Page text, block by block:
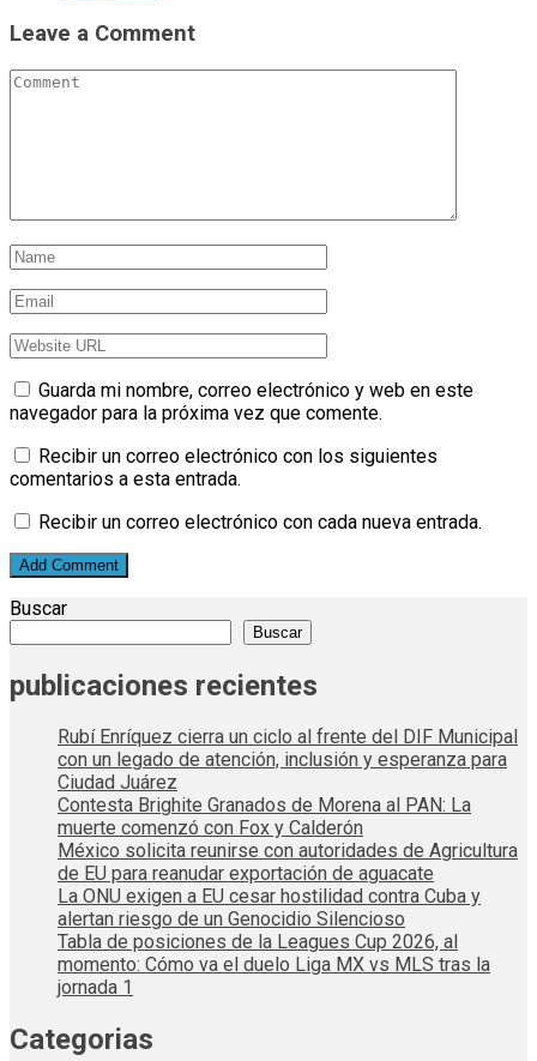
Leave a Comment
Guarda mi nombre, correo electrónico y web en este
navegador para la próxima vez que comente.
Recibir un correo electrónico con los siguientes
comentarios a esta entrada.
Recibir un correo electrónico con cada nueva entrada.
Buscar
Buscar
publicaciones recientes
Rubí Enríquez cierra un ciclo al frente del DIF Municipal
con un legado de atención, inclusión y esperanza para
Ciudad Juárez
Contesta Brighite Granados de Morena al PAN: La
muerte comenzó con Fox y Calderón
México solicita reunirse con autoridades de Agricultura
de EU para reanudar exportación de aguacate
La ONU exigen a EU cesar hostilidad contra Cuba y
alertan riesgo de un Genocidio Silencioso
Tabla de posiciones de la Leagues Cup 2026, al
momento: Cómo va el duelo Liga MX vs MLS tras la
jornada 1
Categorias